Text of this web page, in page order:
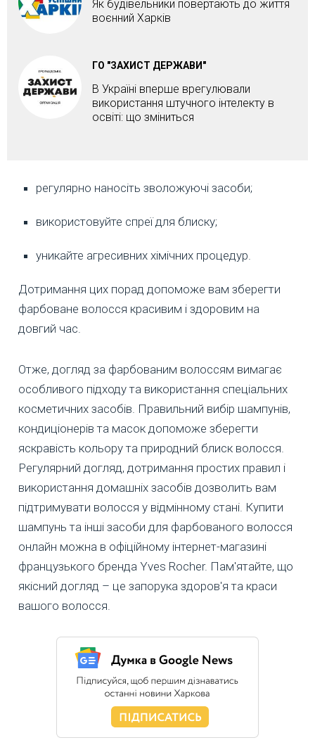
Як будівельники повертають до життя
воєнний Харків
ГО "ЗАХИСТ ДЕРЖАВИ"
В Україні вперше врегулювали
використання штучного інтелекту в
освіті: що зміниться
регулярно наносіть зволожуючі засоби;
використовуйте спреї для блиску;
уникайте агресивних хімічних процедур.
Дотримання цих порад допоможе вам зберегти
фарбоване волосся красивим і здоровим на
довгий час.
Отже, догляд за фарбованим волоссям вимагає
особливого підходу та використання спеціальних
косметичних засобів. Правильний вибір шампунів,
кондиціонерів та масок допоможе зберегти
яскравість кольору та природний блиск волосся.
Регулярний догляд, дотримання простих правил і
використання домашніх засобів дозволить вам
підтримувати волосся у відмінному стані. Купити
шампунь та інші засоби для фарбованого волосся
онлайн можна в офіційному інтернет-магазині
французького бренда Yves Rocher. Пам'ятайте, що
якісний догляд – це запорука здоров'я та краси
вашого волосся.